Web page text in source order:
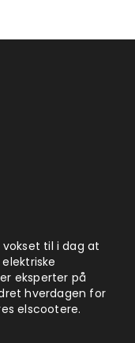
til i dag at
eksperter på
hverdagen for
elscootere.